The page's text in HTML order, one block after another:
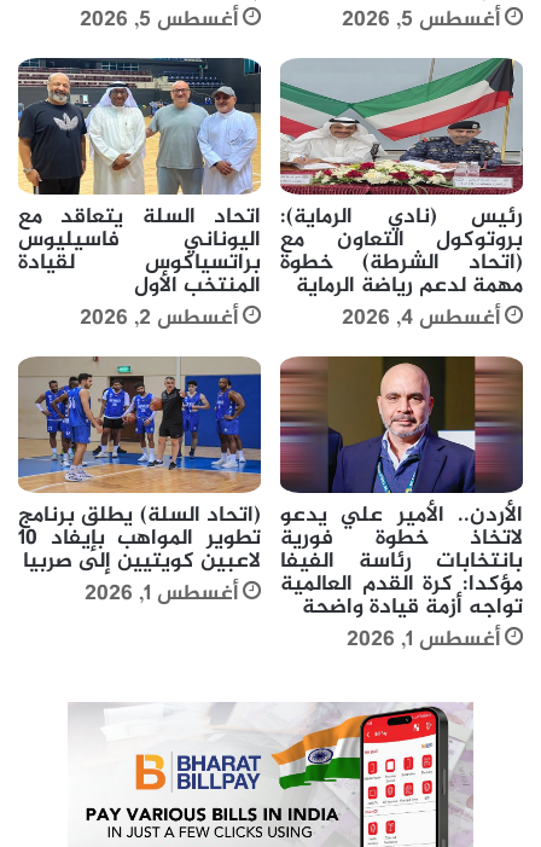
أغسطس 5, 2026
أغسطس 5, 2026
رئيس (نادي الرماية):
بروتوكول التعاون مع
(اتحاد الشرطة) خطوة
مهمة لدعم رياضة الرماية
أغسطس 4, 2026
اتحاد السلة يتعاقد مع
اليوناني فاسيليوس
براتسياكوس لقيادة
المنتخب الأول
أغسطس 2, 2026
الأردن.. الأمير علي يدعو
لاتخاذ خطوة فورية
بانتخابات رئاسة الفيفا
مؤكدا: كرة القدم العالمية
تواجه أزمة قيادة واضحة
أغسطس 1, 2026
(اتحاد السلة) يطلق برنامج
تطوير المواهب بإيفاد 10
لاعبين كويتيين إلى صربيا
أغسطس 1, 2026